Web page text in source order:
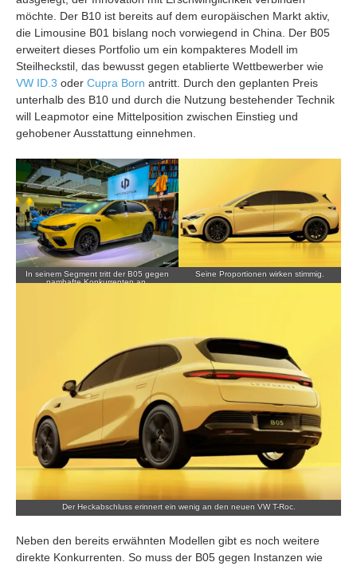
möchte. Der B10 ist bereits auf dem europäischen Markt aktiv,
die Limousine B01 bislang noch vorwiegend in China. Der B05
erweitert dieses Portfolio um ein kompakteres Modell im
Steilheckstil, das bewusst gegen etablierte Wettbewerber wie
VW ID.3 oder Cupra Born antritt. Durch den geplanten Preis
unterhalb des B10 und durch die Nutzung bestehender Technik
will Leapmotor eine Mittelposition zwischen Einstieg und
gehobener Ausstattung einnehmen.
In seinem Segment tritt der B05 gegen
namhafte Konkurrenten an.
Seine Proportionen wirken stimmig.
Der Heckabschluss erinnert ein wenig an den neuen VWT-Roc.
Neben den bereits erwähnten Modellen gibt es noch weitere
direkte Konkurrenten. So muss der B05 gegen Instanzen wie